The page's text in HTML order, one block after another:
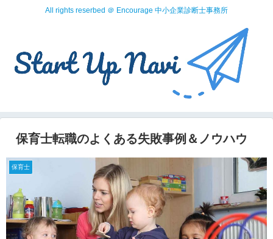
All rights reserbed ＠ Encourage 中小企業診断士事務所
保育士転職のよくある失敗事例＆ノウハウ
保育士